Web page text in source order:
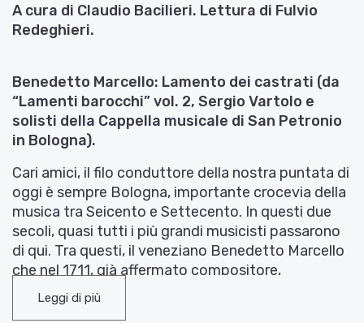
A cura di Claudio Bacilieri. Lettura di Fulvio
Redeghieri.
Benedetto Marcello: Lamento dei castrati (da
“Lamenti barocchi” vol. 2, Sergio Vartolo e
solisti della Cappella musicale di San Petronio
in Bologna).
Cari amici, il filo conduttore della nostra puntata di
oggi è sempre Bologna, importante crocevia della
musica tra Seicento e Settecento. In questi due
secoli, quasi tutti i più grandi musicisti passarono
di qui. Tra questi, il veneziano Benedetto Marcello
che nel 1711, già affermato compositore,
sottopose all’Accademia Filarmonica di Bologna la
Messa canonica
Leggi di più